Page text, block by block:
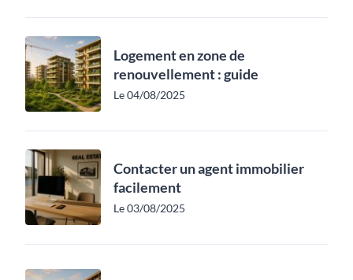
Logement en zone de
renouvellement : guide
Le 04/08/2025
Contacter un agent immobilier
facilement
Le 03/08/2025